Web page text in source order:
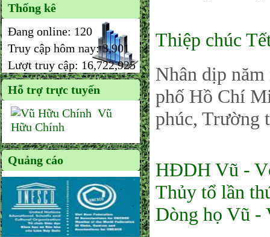
Thống kê
Đang online: 120
Truy cập hôm nay:3,901
Lượt truy cập: 16,722,925
Hỗ trợ trực tuyến
Vũ
Hữu Chính
Quảng cáo
Thiệp chúc
Nhân dịp
phố Hồ Chí
phúc, Trường
HĐDH Vũ -
Thủy tổ lần
Dòng họ Vũ -